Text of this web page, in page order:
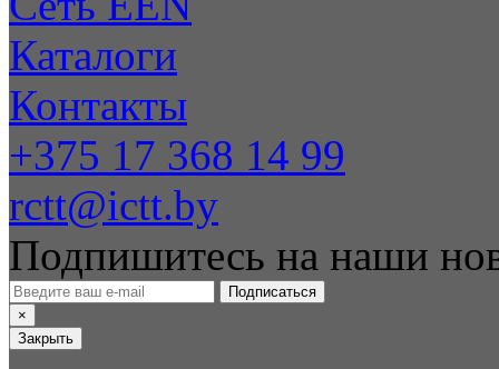
Каталоги
Контакты
+375 17 368 14 99
rctt@ictt.by
Подпишитесь на наши
Подписаться
×
Закрыть